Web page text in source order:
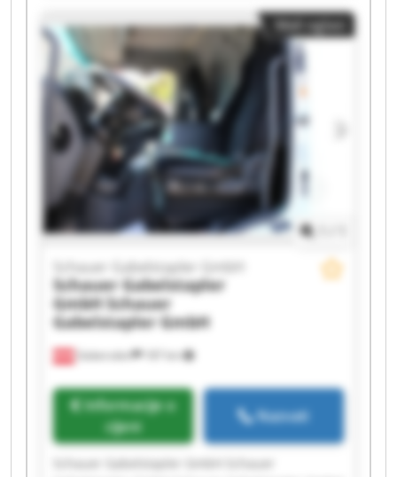
Schauer Gabelstapler GmbH Schauer
Gabelstapler GmbH Schauer Gabelstapler GmbH
Schauer Gabelstapler GmbH Schauer
Gabelstapler GmbH Schauer Gabelstapler GmbH
Schauer Gabelstapler GmbH Schauer
Gabelstapler GmbH Schauer Gabelstapler GmbH
Schauer Gabelstapler GmbH Schauer
Gabelstapler GmbH Schauer Gabelstapler GmbH
Schauer Gabelstapler GmbH Schauer
Gabelstapler GmbH
Mali oglasi
Gabersdorf 187 km
Schauer Gabelstapler GmbH
Schauer Gabelstapler
GmbH Schauer
Gabelstapler GmbH
Informacije o
cijeni
Nazvati
Schauer Gabelstapler GmbH Schauer